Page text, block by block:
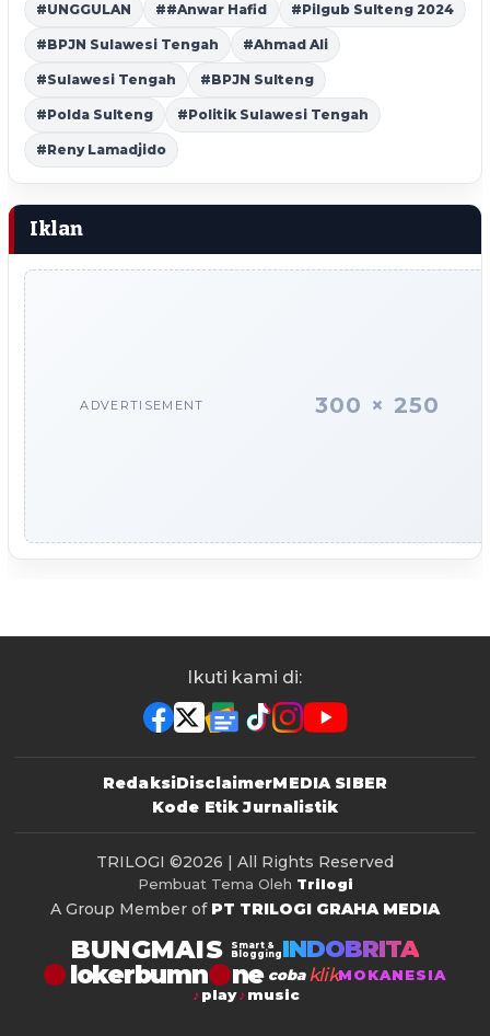
#UNGGULAN ##Anwar Hafid #Pilgub Sulteng 2024
#BPJN Sulawesi Tengah #Ahmad Ali
#Sulawesi Tengah #BPJN Sulteng
#Polda Sulteng #Politik Sulawesi Tengah
#Reny Lamadjido
Iklan
ADVERTISEMENT 300 × 250
Ikuti kami di:
RedaksiDisclaimerMEDIA SIBER
Kode Etik Jurnalistik
TRILOGI ©2026 | All Rights Reserved
Pembuat Tema Oleh Trilogi
A Group Member of PT TRILOGI GRAHA MEDIA
BUNGMAIS
Smart &
Blogging INDOBRITA
lokerbumn coba klikMOKANESIA
play
music